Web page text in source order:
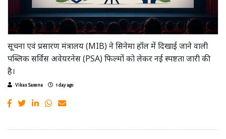
सूचना एवं प्रसारण मंत्रालय (MIB) ने सिनेमा हॉल में दिखाई जाने वाली
पब्लिक सर्विस अवेयरनेस (PSA) फिल्मों को लेकर नई स्पष्टता जारी की
है।
Vikas Saxena 1 day ago